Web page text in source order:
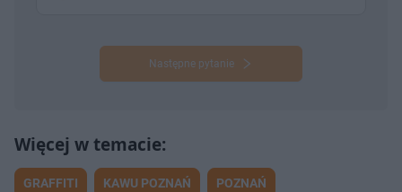
Następne pytanie
GRAFFITI KAWU POZNAŃ POZNAŃ